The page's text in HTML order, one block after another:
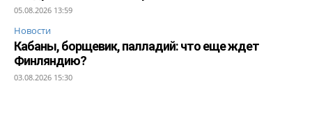
05.08.2026 13:59
Новости
Кабаны, борщевик, палладий: что еще ждет
Финляндию?
03.08.2026 15:30